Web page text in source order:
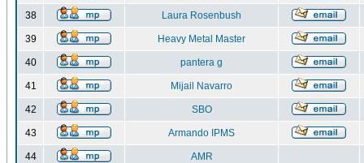
38 Laura Rosenbush
39 Heavy Metal Master
40 pantera g
41 Mijail Navarro
42 SBO
43 Armando IPMS
44 AMR